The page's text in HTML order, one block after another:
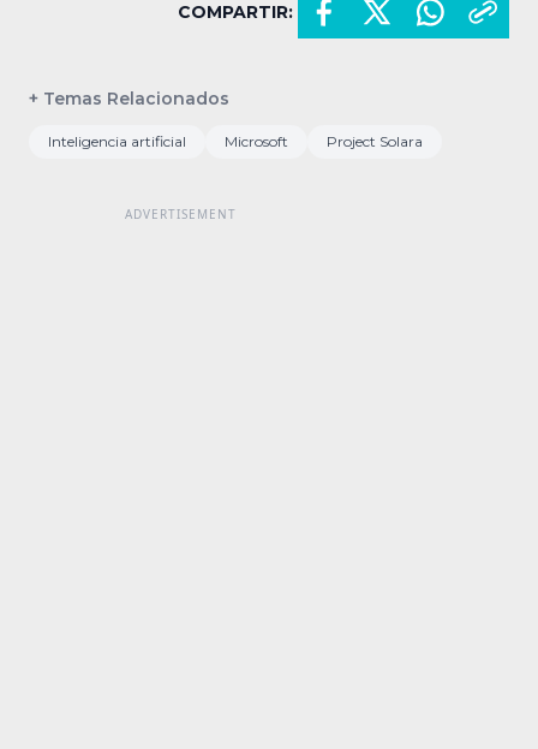
COMPARTIR:
+ Temas Relacionados
Inteligencia artificial Microsoft Project Solara